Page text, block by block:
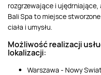
rozgrzewające i ujędrniające,
Bali Spa to miejsce
ciała i umysłu.
Możliwość realizacji
lokalizacji:
Warszawa - Nowy